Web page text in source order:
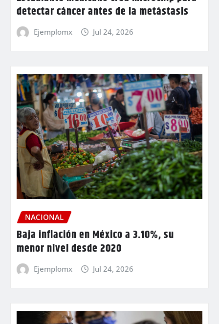
detectar cáncer antes de la metástasis
Ejemplomx Jul 24, 2026
NACIONAL
Baja inflación en México a 3.10%, su
menor nivel desde 2020
Ejemplomx Jul 24, 2026